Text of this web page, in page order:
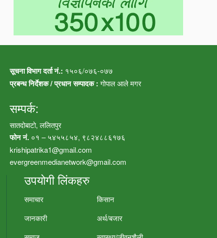
सूचना विभाग दर्ता नं.: १५०६/०७६-०७७
प्रबन्ध निर्देशक / प्रधान सम्पादक :गोपाल आले मगर
सम्पर्क:
सातदोबाटो, ललितपुर
फोन नं. ०१ – ५४५५८५४, ९८२४८८६१७६
krishipatrika1@gmail.com
evergreenmedianetwork@gmail.com
उपयोगी लिंकहरु
समाचार
किसान
जानकारी
अर्थ/बजार